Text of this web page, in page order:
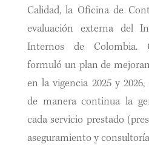
Calidad, la Oficina de
evaluación externa del
Internos de Colombia.
formuló un plan de
en la vigencia 2025 y
de manera continua la
cada servicio prestado
aseguramiento y